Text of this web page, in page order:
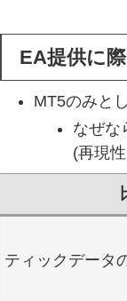
EA提供に
MT5のみと
なぜな
(再現
ティックデータ